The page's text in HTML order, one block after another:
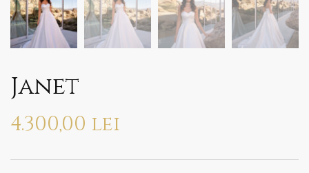
Janet
4.300,00 lei